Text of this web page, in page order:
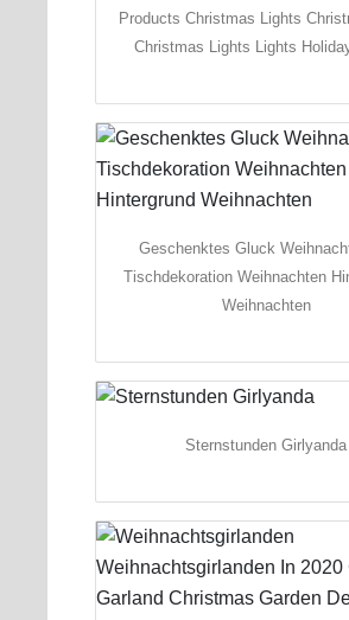
Products Christmas Lights
Christmas Lights Lights
Geschenktes Gluck
Tischdekoration Weihnachten
Weihnachten
Sternstunden Girlyanda